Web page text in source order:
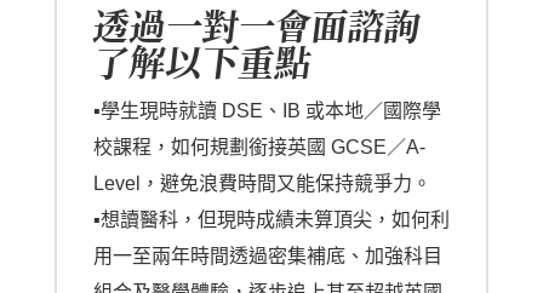
透過一對一會面諮詢
了解以下重點
▪︎學生現時就讀 DSE、IB 或本地／國際學
校課程，如何規劃銜接英國 GCSE／A-
Level，避免浪費時間又能保持競爭力。
▪︎想讀醫科，但現時成績未算頂尖，如何利
用一至兩年時間透過密集補底、加強科目